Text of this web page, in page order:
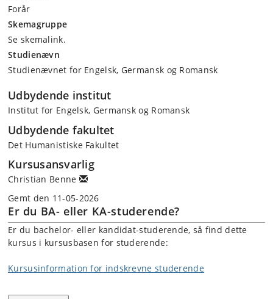
Forår
Skemagruppe
Se skemalink.
Studienævn
Studienævnet for Engelsk, Germansk og Romansk
Udbydende institut
Institut for Engelsk, Germansk og Romansk
Udbydende fakultet
Det Humanistiske Fakultet
Kursusansvarlig
Christian Benne
Gemt den 11-05-2026
Er du BA- eller KA-studerende?
Er du bachelor- eller kandidat-studerende, så find dette
kursus i kursusbasen for studerende:
Kursusinformation for indskrevne studerende